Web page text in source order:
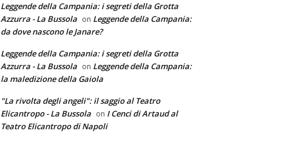
Leggende della Campania: i segreti della Grotta
Azzurra - La Bussola on Leggende della Campania:
da dove nascono le Janare?
Leggende della Campania: i segreti della Grotta
Azzurra - La Bussola on Leggende della Campania:
la maledizione della Gaiola
"La rivolta degli angeli": il saggio al Teatro
Elicantropo - La Bussola on I Cenci di Artaud al
Teatro Elicantropo di Napoli